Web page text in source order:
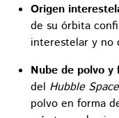
Origen
de su órbita
interestelar y no
Nube de polvo y
del Hubble
polvo en forma